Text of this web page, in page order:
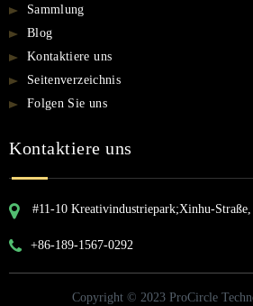
Sammlung
Blog
Kontaktiere uns
Seitenverzeichnis
Folgen Sie uns
Kontaktiere uns
#11-10 Kreativindustriepark;Xinhu-
+86-189-1567-0292
Copyright © 2023 ProCircle